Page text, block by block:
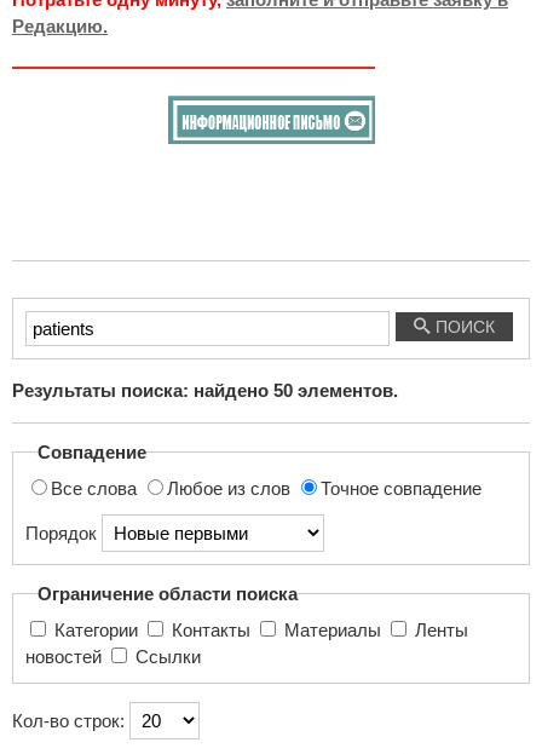
Редакцию.
Введите
текст
поиска...
ПОИСК
Результаты поиска: найдено 50 элементов.
Совпадение
Все слова
Любое из слов Точное совпадение
Порядок
Ограничение области поиска
Категории
Контакты Материалы
новостей
Ссылки
Кол-во строк: